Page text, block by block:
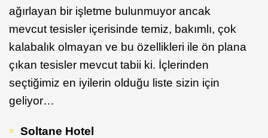
ağırlayan bir işletme bulunmuyor ancak
mevcut tesisler içerisinde temiz, bakımlı, çok
kalabalık olmayan ve bu özellikleri ile ön plana
çıkan tesisler mevcut tabii ki. İçlerinden
seçtiğimiz en iyilerin olduğu liste sizin için
geliyor…
Soltane Hotel